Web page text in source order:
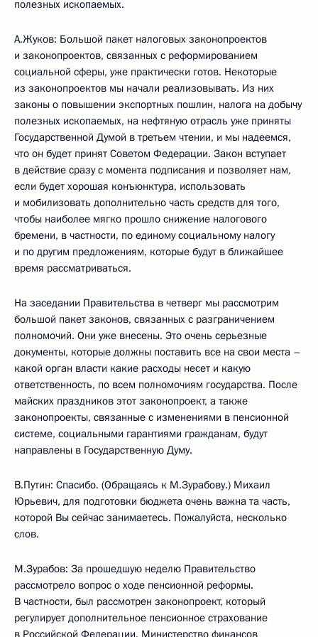
полезных ископаемых.
А.Жуков: Большой пакет налоговых законопроектов
и законопроектов, связанных с реформированием
социальной сферы, уже практически готов. Некоторые
из законопроектов мы начали реализовывать. Из них
законы о повышении экспортных пошлин, налога на добычу
полезных ископаемых, на нефтяную отрасль уже приняты
Государственной Думой в третьем чтении, и мы надеемся,
что он будет принят Советом Федерации. Закон вступает
в действие сразу с момента подписания и позволяет нам,
если будет хорошая конъюнктура, использовать
и мобилизовать дополнительно часть средств для того,
чтобы наиболее мягко прошло снижение налогового
бремени, в частности, по единому социальному налогу
и по другим предложениям, которые будут в ближайшее
время рассматриваться.
На заседании Правительства в четверг мы рассмотрим
большой пакет законов, связанных с разграничением
полномочий. Они уже внесены. Это очень серьезные
документы, которые должны поставить все на свои места –
какой орган власти какие расходы несет и какую
ответственность, по всем полномочиям государства. После
майских праздников этот законопроект, а также
законопроекты, связанные с изменениями в пенсионной
системе, социальными гарантиями гражданам, будут
направлены в Государственную Думу.
В.Путин: Спасибо. (Обращаясь к М.Зурабову.) Михаил
Юрьевич, для подготовки бюджета очень важна та часть,
которой Вы сейчас занимаетесь. Пожалуйста, несколько
слов.
М.Зурабов: За прошедшую неделю Правительство
рассмотрело вопрос о ходе пенсионной реформы.
В частности, был рассмотрен законопроект, который
регулирует дополнительное пенсионное страхование
в Российской Федерации. Министерство финансов